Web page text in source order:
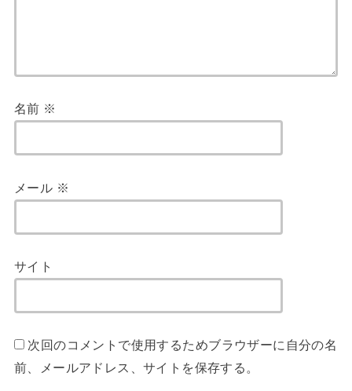
名前 ※
メール ※
サイト
次回のコメントで使用するためブラウザーに自分の名
前、メールアドレス、サイトを保存する。